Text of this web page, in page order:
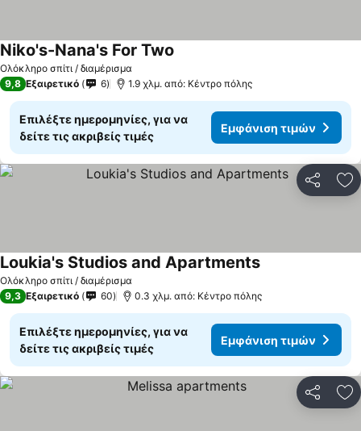
Ολόκληρο σπίτι / διαμέρισμα
Niko's-Nana's For Two
9,8 Εξαιρετικό 6 1.9 χλμ. από: Κέντρο πόλης
Επιλέξτε ημερομηνίες, για να
δείτε τις ακριβείς τιμές
Εμφάνιση τιμών
Ολόκληρο σπίτι / διαμέρισμα
Loukia's Studios and Apartments
9,3 Εξαιρετικό 60 0.3 χλμ. από: Κέντρο πόλης
Επιλέξτε ημερομηνίες, για να
δείτε τις ακριβείς τιμές
Εμφάνιση τιμών